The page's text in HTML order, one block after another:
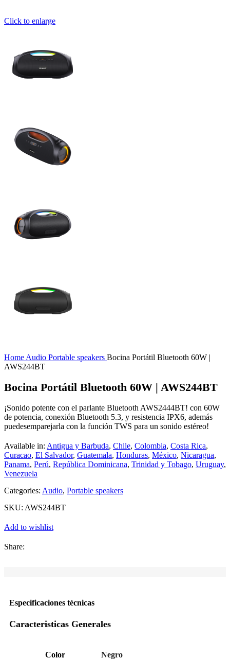
Click to enlarge
Home Audio Portable speakers Bocina Portátil Bluetooth 60W |
AWS244BT
Bocina Portátil Bluetooth 60W | AWS244BT
¡Sonido potente con el parlante Bluetooth AWS2444BT! con 60W
de potencia, conexión Bluetooth 5.3, y resistencia IPX6, además
puedesemparejarla con la función TWS para un sonido estéreo!
Available in: Antigua y Barbuda, Chile, Colombia, Costa Rica,
Curacao, El Salvador, Guatemala, Honduras, México, Nicaragua,
Panama, Perú, República Dominicana, Trinidad y Tobago, Uruguay,
Venezuela
Categories: Audio, Portable speakers
SKU: AWS244BT
Add to wishlist
Share:
Especificaciones técnicas
Caracteristicas Generales
Color Negro